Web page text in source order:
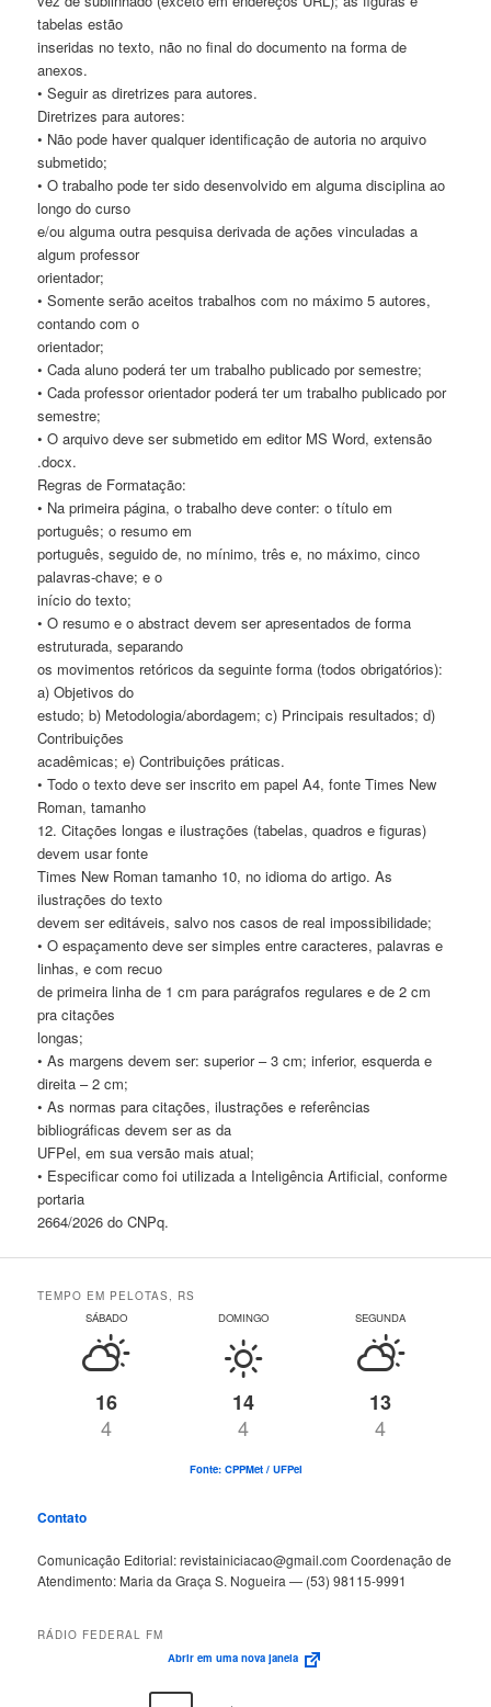
tabelas estão
inseridas no texto, não no final do documento na forma de
anexos.
• Seguir as diretrizes para autores.
Diretrizes para autores:
• Não pode haver qualquer identificação de autoria no arquivo
submetido;
• O trabalho pode ter sido desenvolvido em alguma disciplina ao
longo do curso
e/ou alguma outra pesquisa derivada de ações vinculadas a
algum professor
orientador;
• Somente serão aceitos trabalhos com no máximo 5 autores,
contando com o
orientador;
• Cada aluno poderá ter um trabalho publicado por semestre;
• Cada professor orientador poderá ter um trabalho publicado por
semestre;
• O arquivo deve ser submetido em editor MS Word, extensão
.docx.
Regras de Formatação:
• Na primeira página, o trabalho deve conter: o título em
português; o resumo em
português, seguido de, no mínimo, três e, no máximo, cinco
palavras-chave; e o
início do texto;
• O resumo e o abstract devem ser apresentados de forma
estruturada, separando
os movimentos retóricos da seguinte forma (todos obrigatórios):
a) Objetivos do
estudo; b) Metodologia/abordagem; c) Principais resultados; d)
Contribuições
acadêmicas; e) Contribuições práticas.
• Todo o texto deve ser inscrito em papel A4, fonte Times New
Roman, tamanho
12. Citações longas e ilustrações (tabelas, quadros e figuras)
devem usar fonte
Times New Roman tamanho 10, no idioma do artigo. As
ilustrações do texto
devem ser editáveis, salvo nos casos de real impossibilidade;
• O espaçamento deve ser simples entre caracteres, palavras e
linhas, e com recuo
de primeira linha de 1 cm para parágrafos regulares e de 2 cm
pra citações
longas;
• As margens devem ser: superior – 3 cm; inferior, esquerda e
direita – 2 cm;
• As normas para citações, ilustrações e referências
bibliográficas devem ser as da
UFPel, em sua versão mais atual;
• Especificar como foi utilizada a Inteligência Artificial, conforme
portaria
2664/2026 do CNPq.
TEMPO EM PELOTAS, RS
SÁBADO
16
4
DOMINGO
14
4
SEGUNDA
13
4
Fonte: CPPMet / UFPel
Contato
Comunicação Editorial: revistainiciacao@gmail.com Coordenação de
Atendimento: Maria da Graça S. Nogueira — (53) 98115-9991
RÁDIO FEDERAL FM
Abrir em uma nova janela